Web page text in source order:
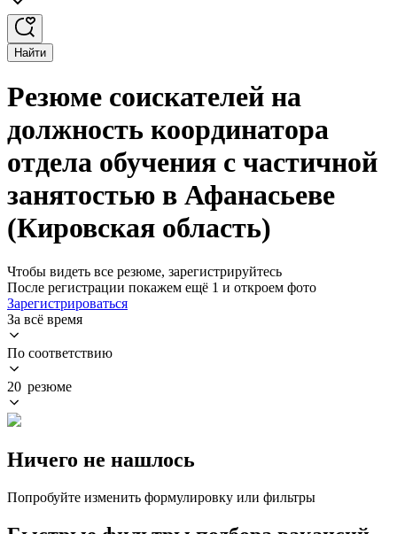
Найти
Резюме соискателей на
должность координатора
отдела обучения с частичной
занятостью в Афанасьеве
(Кировская область)
Чтобы видеть все резюме, зарегистрируйтесь
После регистрации покажем ещё 1 и откроем фото
Зарегистрироваться
За всё время
По соответствию
20 резюме
Ничего не нашлось
Попробуйте изменить формулировку или фильтры